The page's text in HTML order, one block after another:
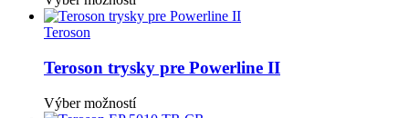
produkt
variantov.
Možnosti
si
môžete
Teroson
Teroson trysky pre Powerline II
Výber možnostíTento